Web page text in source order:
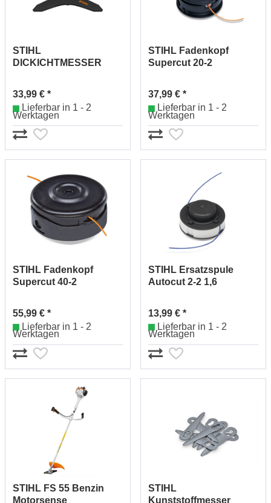
STIHL
DICKICHTMESSER
33,99 € *
Lieferbar in 1 - 2
Werktagen
STIHL Fadenkopf
Supercut 20-2
37,99 € *
Lieferbar in 1 - 2
Werktagen
STIHL Fadenkopf
Supercut 40-2
55,99 € *
Lieferbar in 1 - 2
Werktagen
STIHL Ersatzspule
Autocut 2-2 1,6
13,99 € *
Lieferbar in 1 - 2
Werktagen
STIHL FS 55 Benzin
Motorsense
STIHL
Kunststoffmesser